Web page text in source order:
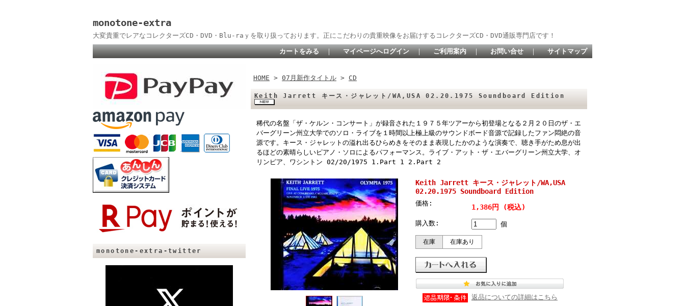
monotone-extra
大変貴重でレアなコレクターズCD・DVD・Blu-raｙを取り扱っております。正にこだわりの貴重映像をお届けするコレクターズCD・DVD通販専門店です！
カートをみる ｜ マイページへログイン ｜ ご利用案内 ｜ お問い合せ ｜ サイトマップ
monotone-extra-twitter
HOME > 07月新作タイトル > CD
Keith Jarrett キース・ジャレット/WA,USA 02.20.1975 Soundboard Edition
稀代の名盤「ザ・ケルン・コンサート」が録音された１９７５年ツアーから初登場となる２月２０日のザ・エ
バーグリーン州立大学でのソロ・ライブを１時間以上極上級のサウンドボード音源で記録したファン悶絶の音
源です。キース・ジャレットの溢れ出るひらめきをそのまま表現したかのような演奏で、聴き手がため息が出
るほどの素晴らしいピアノ・ソロによるパフォーマンス。ライブ・アット・ザ・エバーグリーン州立大学、オ
リンピア、ワシントン 02/20/1975 1.Part 1 2.Part 2
Keith Jarrett キース・ジャレット/WA,USA
02.20.1975 Soundboard Edition
価格: 1,386円 (税込)
購入数: 個
在庫 在庫あり
返品についての詳細はこちら